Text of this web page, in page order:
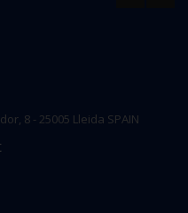
8 - 25005 Lleida SPAIN